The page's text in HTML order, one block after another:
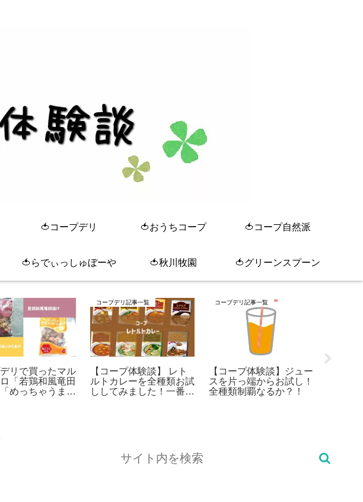
🍅コープデリ 🍅おうちコープ 🍅コープ自然派
🍅らでぃっしゅぼーや 🍅秋川牧園 🍅グリーンスプーン
リで買ったマル
「若鶏和風竜田
めっちゃうまい
コープデリ記事一覧
【コープ体験談】 レト
ルトカレーを全種類お試
ししてみました！一番お
コープデリ記事一覧
【コープ体験談】ジュー
スを片っ端からお試し！
全種類制覇なるか？！